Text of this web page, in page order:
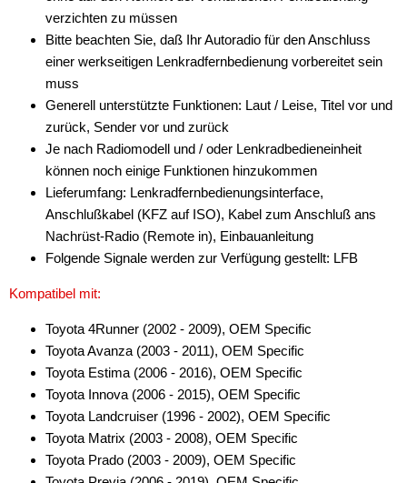
verzichten zu müssen
Bitte beachten Sie, daß Ihr Autoradio für den Anschluss
einer werkseitigen Lenkradfernbedienung vorbereitet sein
muss
Generell unterstützte Funktionen: Laut / Leise, Titel vor und
zurück, Sender vor und zurück
Je nach Radiomodell und / oder Lenkradbedieneinheit
können noch einige Funktionen hinzukommen
Lieferumfang: Lenkradfernbedienungsinterface,
Anschlußkabel (KFZ auf ISO), Kabel zum Anschluß ans
Nachrüst-Radio (Remote in), Einbauanleitung
Folgende Signale werden zur Verfügung gestellt: LFB
Kompatibel mit:
Toyota 4Runner (2002 - 2009), OEM Specific
Toyota Avanza (2003 - 2011), OEM Specific
Toyota Estima (2006 - 2016), OEM Specific
Toyota Innova (2006 - 2015), OEM Specific
Toyota Landcruiser (1996 - 2002), OEM Specific
Toyota Matrix (2003 - 2008), OEM Specific
Toyota Prado (2003 - 2009), OEM Specific